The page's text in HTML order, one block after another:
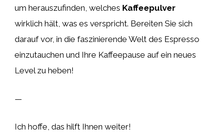
um herauszufinden, welches Kaffeepulver
wirklich hält, was es verspricht. Bereiten Sie sich
darauf vor, in die faszinierende Welt des Espresso
einzutauchen und Ihre Kaffeepause auf ein neues
Level zu heben!
—
Ich hoffe, das hilft Ihnen weiter!